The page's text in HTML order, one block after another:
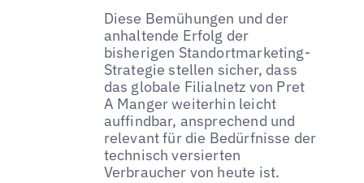
Diese Bemühungen und der
anhaltende Erfolg der
bisherigen Standortmarketing-
Strategie stellen sicher, dass
das globale Filialnetz von Pret
A Manger weiterhin leicht
auffindbar, ansprechend und
relevant für die Bedürfnisse der
technisch versierten
Verbraucher von heute ist.